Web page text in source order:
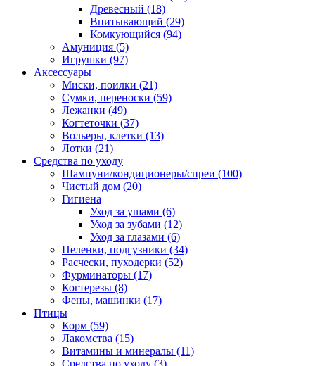
Древесный (18)
Впитывающий (29)
Комкующийся (94)
Амуниция (5)
Игрушки (97)
Аксессуары
Миски, поилки (21)
Сумки, переноски (59)
Лежанки (49)
Когтеточки (37)
Вольеры, клетки (13)
Лотки (21)
Средства по уходу
Шампуни/кондиционеры/спреи (100)
Чистый дом (20)
Гигиена
Уход за ушами (6)
Уход за зубами (12)
Уход за глазами (6)
Пеленки, подгузники (34)
Расчески, пуходерки (52)
Фурминаторы (17)
Когтерезы (8)
Фены, машинки (17)
Птицы
Корм (59)
Лакомства (15)
Витамины и минералы (11)
Средства по уходу (3)